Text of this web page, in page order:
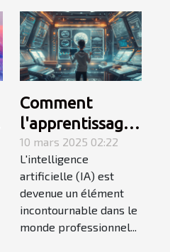
Comment
l'apprentissage
de l'IA en 4
semaines peut
transformer
votre carrière
10 mars 2025 02:22
L'intelligence
artificielle (IA) est
devenue un élément
incontournable dans le
monde professionnel...